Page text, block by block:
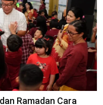
Ramadan Cara